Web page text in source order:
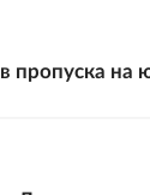
пропуска на